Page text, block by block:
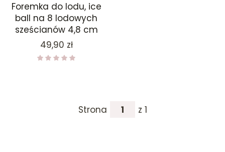
Foremka do lodu, ice
ball na 8 lodowych
sześcianów 4,8 cm
Cena
49,90 zł
Strona z 1